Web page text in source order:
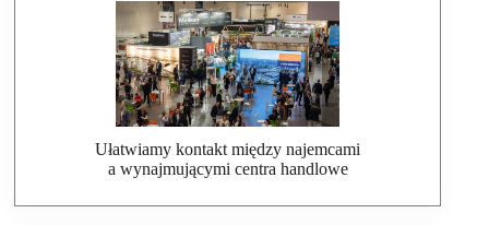
Ułatwiamy kontakt między najemcami
a wynajmującymi centra handlowe